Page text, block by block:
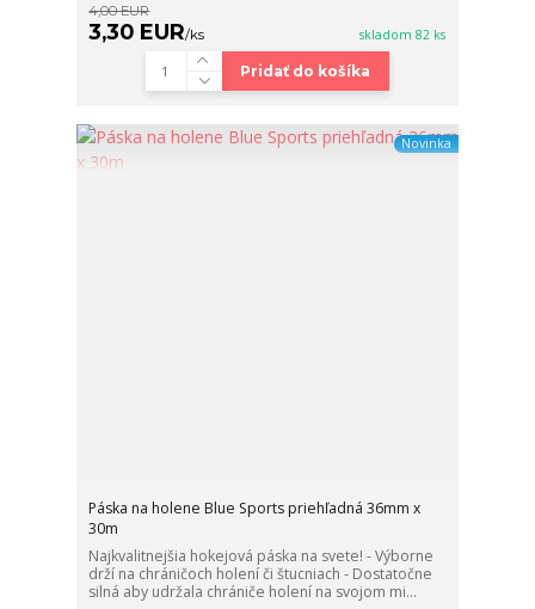
4,00 EUR
3,30 EUR/ks skladom 82 ks
Pridať do košíka
Novinka
Páska na holene Blue Sports priehľadná 36mm x
30m
Najkvalitnejšia hokejová páska na svete! - Výborne
drží na chráničoch holení či štucniach - Dostatočne
silná aby udržala chrániče holení na svojom mi...